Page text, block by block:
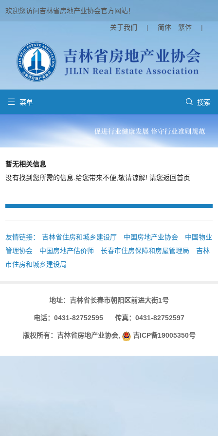
欢迎您访问吉林省房地产业协会官方网站！
关于我们 | 简体 繁体 |
 菜单  搜索
暂无相关信息
没有找到您所需的信息.给您带来不便,敬请谅解! 请您返回首页
友情链接： 吉林省住房和城乡建设厅 中国房地产业协会
中国物业
管理协会
中国房地产估价师 长春市住房保障和房屋管理局
吉林
市住房和城乡建设局
地址：吉林省长春市朝阳区前进大街1号
电话：0431-82752595 传真：0431-82752597
版权所有：吉林省房地产业协会, 吉ICP备19005350号